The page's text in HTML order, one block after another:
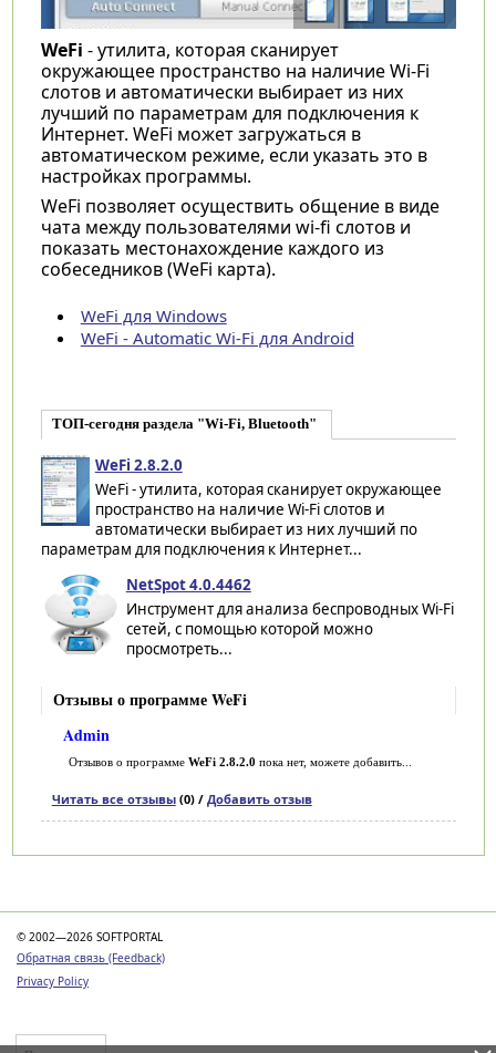
WeFi - утилита, которая сканирует
окружающее пространство на наличие Wi-Fi
слотов и автоматически выбирает из них
лучший по параметрам для подключения к
Интернет. WeFi может загружаться в
автоматическом режиме, если указать это в
настройках программы.
WeFi позволяет осуществить общение в виде
чата между пользователями wi-fi слотов и
показать местонахождение каждого из
собеседников (WeFi карта).
WeFi для Windows
WeFi - Automatic Wi-Fi для Android
ТОП-сегодня раздела "Wi-Fi, Bluetooth"
WeFi 2.8.2.0
WeFi - утилита, которая сканирует окружающее
пространство на наличие Wi-Fi слотов и
автоматически выбирает из них лучший по
параметрам для подключения к Интернет...
NetSpot 4.0.4462
Инструмент для анализа беспроводных Wi-Fi
сетей, с помощью которой можно
просмотреть...
Отзывы о программе WeFi
Admin
Отзывов о программе WeFi 2.8.2.0 пока нет, можете добавить...
Читать все отзывы(0) / Добавить отзыв
© 2002—2026 SOFTPORTAL
Обратная связь (Feedback)
Privacy Policy